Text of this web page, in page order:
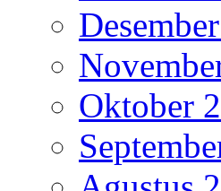
Oktober